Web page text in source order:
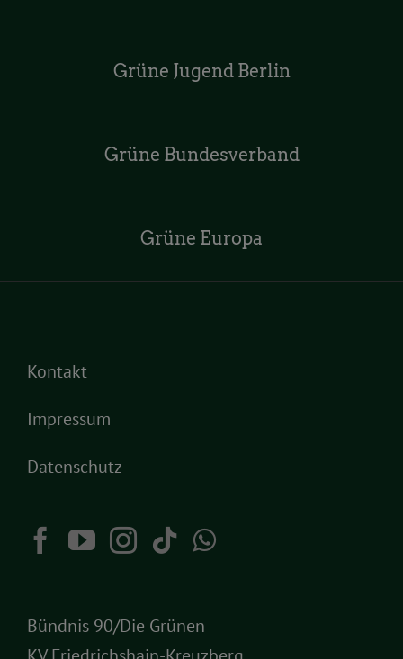
Grüne Jugend Berlin
Grüne Bundesverband
Grüne Europa
Kontakt
Impressum
Datenschutz
Bündnis 90/Die Grünen